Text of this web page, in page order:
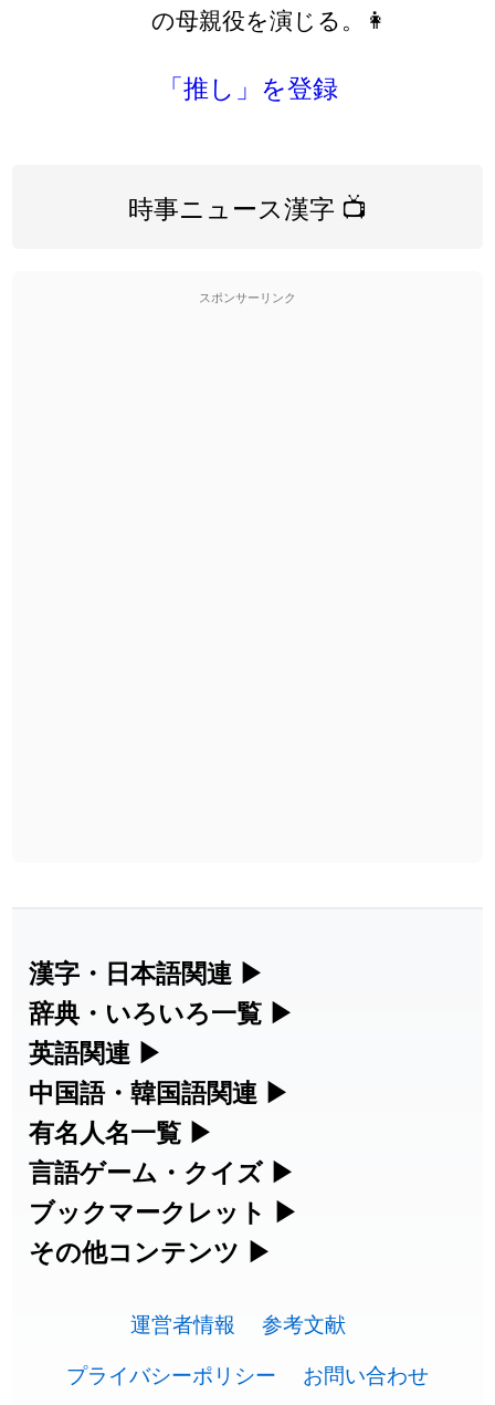
の母親役を演じる。👩
「推し」を登録
時事ニュース漢字 📺
スポンサーリンク
漢字・日本語関連 ▶
漢字の読み方検索、手書き入力、書き順
練習など、日本語学習に役立つツールを
集めています。
人名漢字辞典 - 読み方検索
手書き漢字入力
ひらがなの書き方・書き順
辞典・いろいろ一覧 ▶
部首・画数別の漢字一覧、熟語辞典、地
名・駅名検索など、各種リファレンスツ
ールです。
部首画数別漢字一覧
常用漢字一覧
人名用漢字一覧
画数別なまえ漢字一覧
英語関連 ▶
カタカナ語・略語の意味検索、発音記
号、リスニング練習など英語学習ツール
です。
カタカナ語の意味・発音・類語辞典
英語の発音記号一覧
英単語リスニングテスト
中国語・韓国語関連 ▶
中国語のピンイン変換、韓国語の手書き
入力など、アジア言語学習ツールです。
手書き中国語入力 変換ツール
韓国語手書き入力
有名人名一覧 ▶
海外セレブやスポーツ選手の名前の読み
方・発音を確認できます。
プレミアリーグ選手名一覧
言語ゲーム・クイズ ▶
四字熟語パズルや漢字クイズなど、楽し
みながら学べるゲームです。
漢字ゲーム一覧
有名人名前読みクイズ（毎日更新）
ブックマークレット ▶
ブラウザに登録して、どのサイトからで
す。
その他コンテンツ ▶
その他の便利ツールです。
運営者情報
参考文献
プライバシーポリシー
お問い合わせ